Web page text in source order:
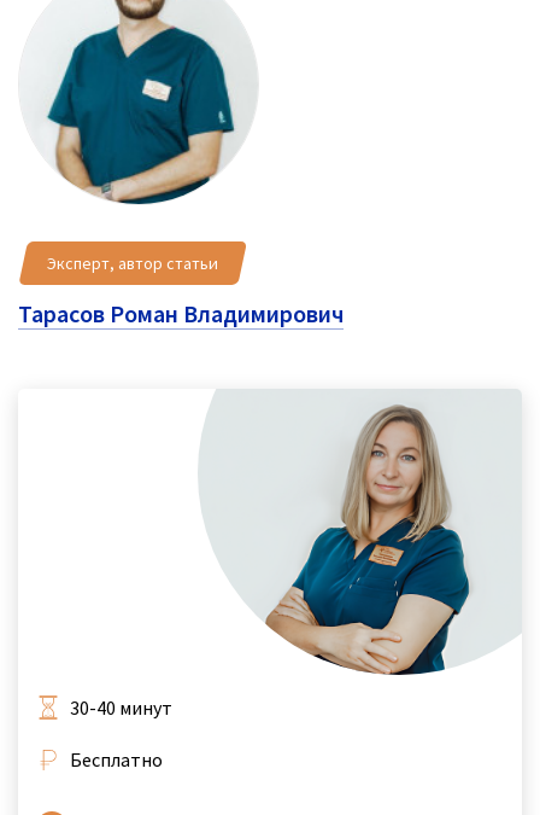
Эксперт, автор статьи
Тарасов Роман Владимирович
30-40 минут
Бесплатно